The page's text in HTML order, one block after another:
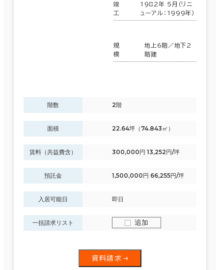
竣
工
1982年 5月（リニ
ューアル：1999年）
規
模
地上6階／地下2
階建
階数 2階
面積 22.64坪（74.843㎡）
賃料（共益費含） 300,000円 13,252円/坪
預託金 1,500,000円 66,255円/坪
入居可能日 即日
一括請求リスト 追加
資料請求